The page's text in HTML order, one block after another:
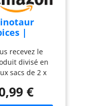
|
x 500 g (1
Paprika
en
recevez le
divisé en
sacs de 2 x
d'un
fumé frais.
€